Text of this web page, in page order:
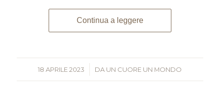
Continua a leggere
18 APRILE 2023
/ DA UN CUORE UN MONDO